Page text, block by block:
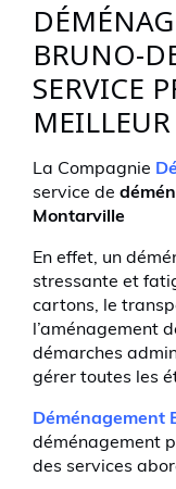
BRUNO-
SERVICE
La Compagnie
service de
Montarville
En effet, un
stressante et
cartons, le
l’aménagement
démarches
gérer toutes les
Déménagement
déménagement
des services